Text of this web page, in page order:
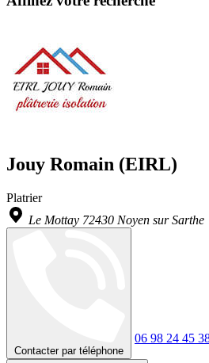
Jouy Romain (EIRL)
Platrier
Le Mottay 72430 Noyen sur Sarthe
Contacter par téléphone
06 98 24 45